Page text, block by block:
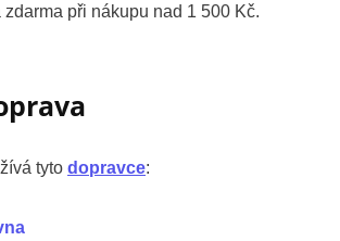
zdarma při nákupu nad 1 500 Kč.
tyto dopravce: